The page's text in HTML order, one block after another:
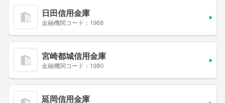
日田信用金庫
金融機関コード：1968
宮崎都城信用金庫
金融機関コード：1980
延岡信用金庫